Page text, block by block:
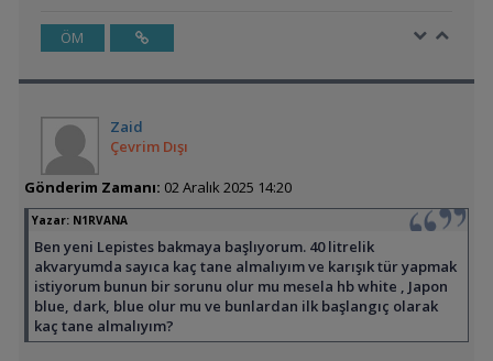
ÖM
Zaid
Çevrim Dışı
Gönderim Zamanı: 02 Aralık 2025 14:20
Yazar: N1RVANA
Ben yeni Lepistes bakmaya başlıyorum. 40 litrelik
akvaryumda sayıca kaç tane almalıyım ve karışık tür yapmak
istiyorum bunun bir sorunu olur mu mesela hb white , Japon
blue, dark, blue olur mu ve bunlardan ilk başlangıç olarak
kaç tane almalıyım?